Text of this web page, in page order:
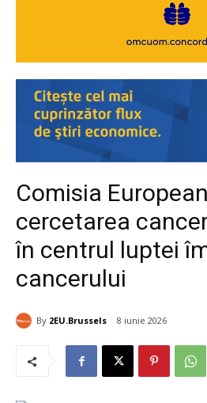
Comisia
cercetarea
în centrul luptei
cancerului
By 2EU.Brussels 8 iunie 2026